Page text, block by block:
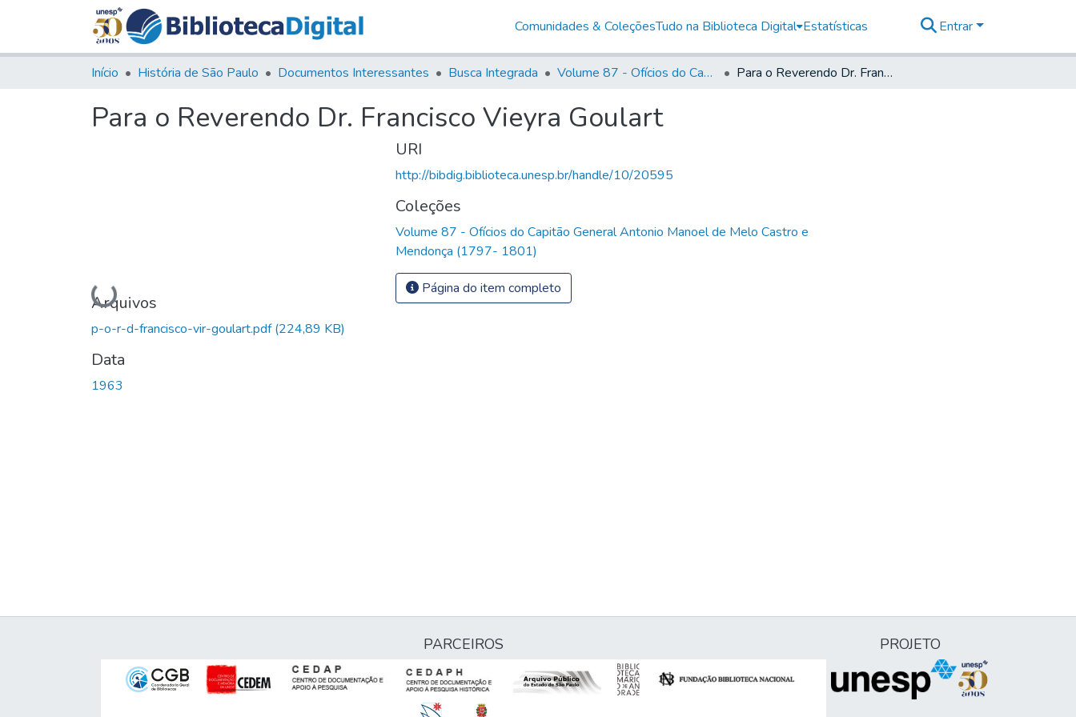
Comunidades & ColeçõesTudo na Biblioteca Digital Estatísticas Entrar
Início História de São Paulo Documentos Interessantes Busca Integrada Volume 87 - Ofícios do Capitão General Antonio Manoel de Melo Castro e Mendonça (1797- 1801) Para o Reverendo Dr. Francisco Vieyra Goulart
Para o Reverendo Dr. Francisco Vieyra Goulart
Carregando...
Arquivos
p-o-r-d-francisco-vir-goulart.pdf(224,89 KB)
Data
1963
URI
http://bibdig.biblioteca.unesp.br/handle/10/20595
Coleções
Volume 87 - Ofícios do Capitão General Antonio Manoel de Melo Castro e
Mendonça (1797- 1801)
Página do item completo
PARCEIROS PROJETO